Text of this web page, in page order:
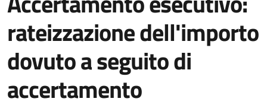
rateizzazione dell'importo
dovuto a seguito di
accertamento